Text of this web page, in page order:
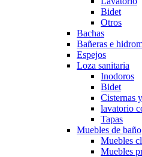
Bidet
Otros
Bachas
Bañeras e
Espejos
Loza sanitaria
Inodoros
Bidet
Cisternas
lavatorio
Tapas
Muebles de baño
Muebles
Muebles